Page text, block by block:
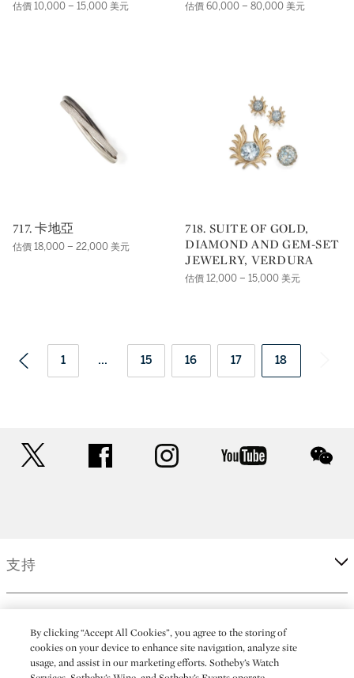
估價 10,000 – 15,000 美元 估價 60,000 – 80,000 美元
717. 卡地亞
估價 18,000 – 22,000 美元
718. SUITE OF GOLD,
DIAMOND AND GEM-SET
JEWELRY, VERDURA
估價 12,000 – 15,000 美元
1 ... 15 16 17 18
facebook instagram youtube
支持
By clicking “Accept All Cookies”, you agree to the storing of
cookies on your device to enhance site navigation, analyze site
usage, and assist in our marketing efforts. Sotheby’s Watch